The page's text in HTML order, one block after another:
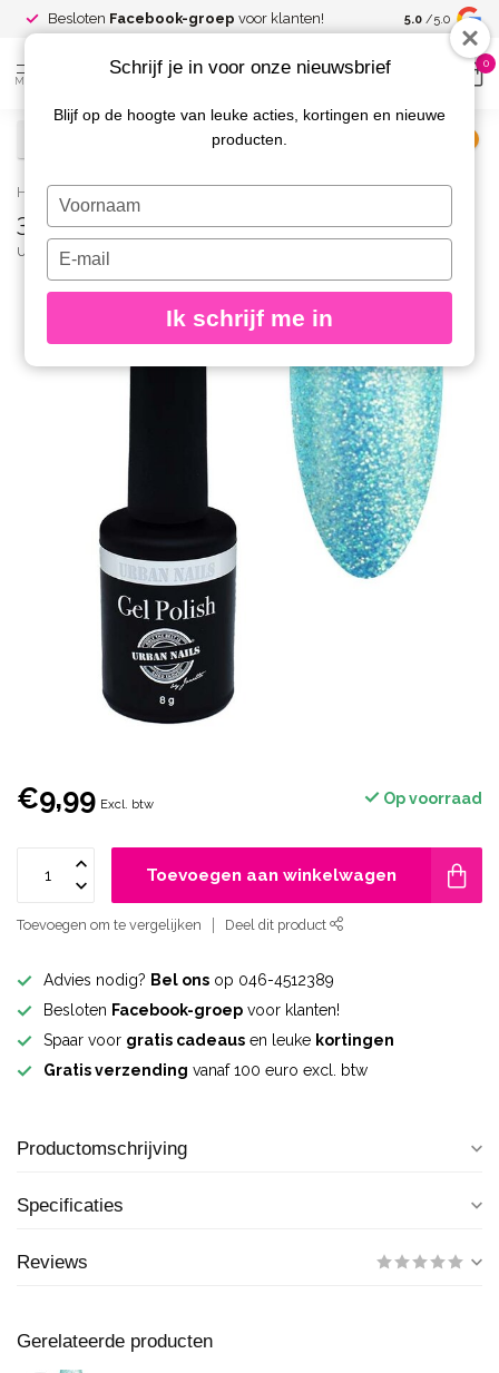
Besloten Facebook-groep voor klanten! Spaar voor
kortingen
5.0 /5.0
MENU
0
Home / 31 Enchanted Gelpolish 8 gr.
31 Enchanted Gelpolish 8 gr.
URBAN NAILS
€9,99 Excl. btw Op voorraad
Toevoegen aan winkelwagen
Toevoegen om te vergelijken Deel dit product
Advies nodig? Bel ons op 046-4512389
Besloten Facebook-groep voor klanten!
Spaar voor gratis cadeaus en leuke kortingen
Gratis verzending vanaf 100 euro excl. btw
Productomschrijving
Specificaties
Reviews
Gerelateerde producten
Schrijf je in voor onze nieuwsbrief
Blijf op de hoogte van leuke acties, kortingen en nieuwe
producten.
Typ
je
naam
Typ
je
e-
in
Ik schrijf me in